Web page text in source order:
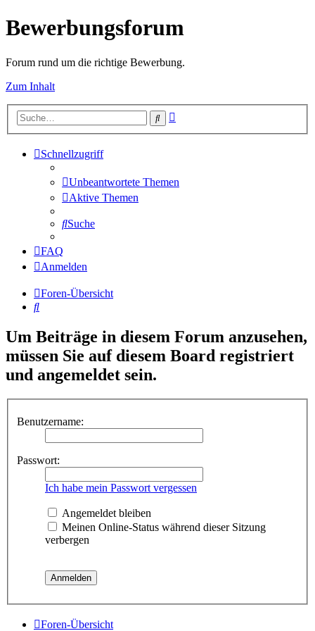
Bewerbungsforum
Forum rund um die richtige Bewerbung.
Zum Inhalt
Suche
Schnellzugriff
Unbeantwortete Themen
Aktive Themen
Suche
FAQ
Anmelden
Foren-Übersicht
Suche
Um Beiträge in diesem Forum anzusehen,
müssen Sie auf diesem Board registriert
und angemeldet sein.
Benutzername:
Passwort:
Ich habe mein Passwort vergessen
Angemeldet bleiben
Meinen Online-Status während dieser Sitzung
verbergen
Foren-Übersicht